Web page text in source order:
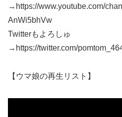
→https://www.youtube.com/
AnWi5bhVw
Twitterもよろしゅ
→https://twitter.com/
【ウマ娘の再生リスト】